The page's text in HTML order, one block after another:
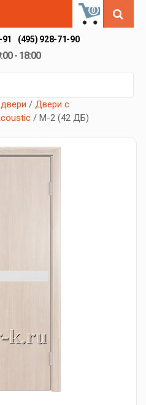
0
(495) 928-71-90
- 18:00
/ Двери с
/ М-2 (42 ДБ)